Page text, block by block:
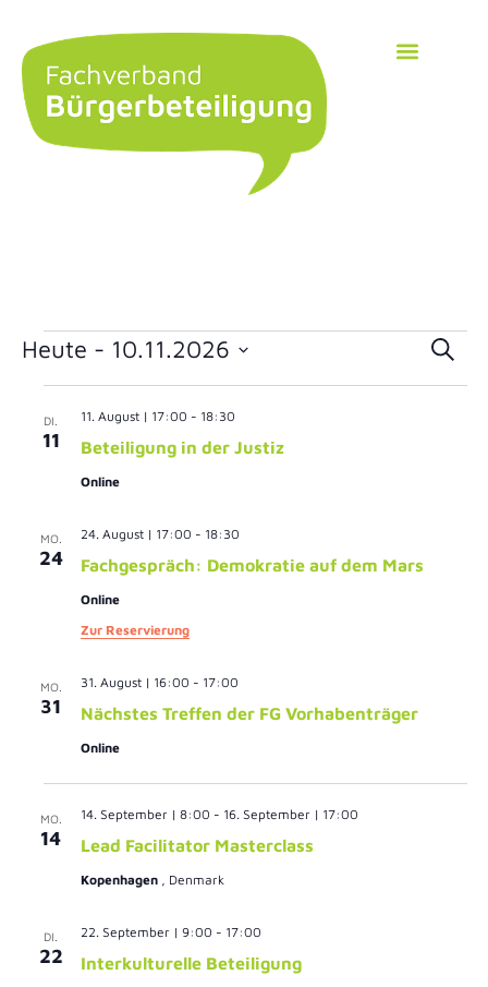
Suche
Heute - 10.11.2026
wählen.
DI.
11 Beteiligung in der Justiz
11. August | 17:00 - 18:30
Online
MO.
24 Fachgespräch: Demokratie auf dem Mars
24. August | 17:00 - 18:30
Online
Zur Reservierung
MO.
31 Nächstes Treffen der FG Vorhabenträger
31. August | 16:00 - 17:00
Online
MO.
14 Lead Facilitator Masterclass
14. September | 8:00 - 16. September | 17:00
Kopenhagen , Denmark
DI.
22 Interkulturelle Beteiligung
22. September | 9:00 - 17:00